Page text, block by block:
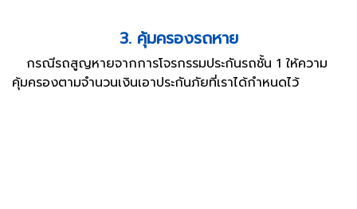
3. คุ้มครองรถหาย
กรณีรถสูญหายจากการโจรกรรมประกันรถชั้น 1 ให้ความ
คุ้มครองตามจำนวนเงินเอาประกันภัยที่เราได้กำหนดไว้